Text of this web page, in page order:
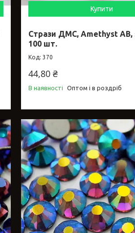
Купити
Стрази ДМC, Amethyst AB,
100 шт.
370
44,80 ₴
В наявності Оптом і в роздріб